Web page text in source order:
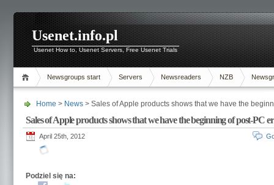
Usenet.info.pl
Usenet How to, Usenet Servers, Free Usenet Trials
Newsgroups start Servers Newsreaders NZB
Home > News > Sales of Apple products shows that we have the
Sales of Apple products shows that we have the beginning of post-PC
April 25th, 2012
Podziel się na: